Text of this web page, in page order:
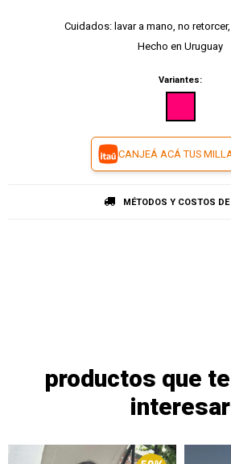
Cuidados: lavar a mano, no
Hecho en Uruguay
Variantes:
CANJEÁ ACÁ TUS
MÉTODOS Y COSTOS DE
productos que
interesar